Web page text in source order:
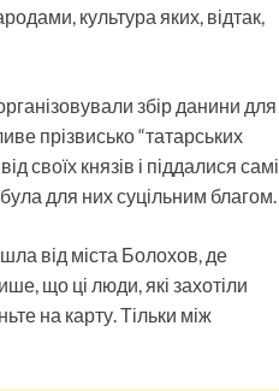
культура яких, відтак,
збір данини для
прізвисько “татарських
своїх князів і піддалися самі
була для них суцільним благом.
від міста Болохов, де
що ці люди, які захотіли
на карту. Тільки між